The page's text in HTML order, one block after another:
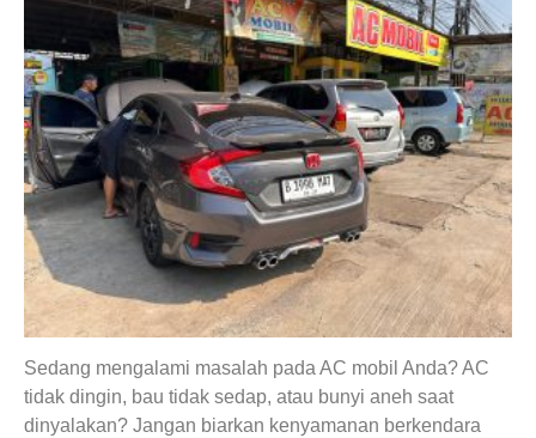
Sedang mengalami masalah pada AC mobil Anda? AC
tidak dingin, bau tidak sedap, atau bunyi aneh saat
dinyalakan? Jangan biarkan kenyamanan berkendara